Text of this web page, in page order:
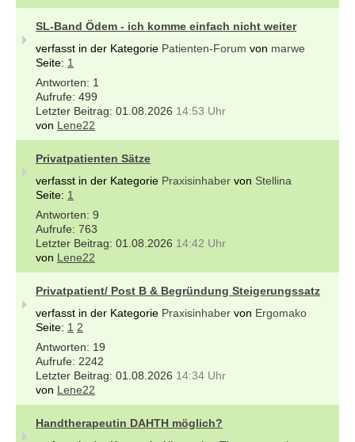
SL-Band Ödem - ich komme einfach nicht weiter
verfasst in der Kategorie Patienten-Forum von marwe
Seite: 1
1
499
01.08.2026 14:53 Uhr
von Lene22
Privatpatienten Sätze
verfasst in der Kategorie Praxisinhaber von Stellina
Seite: 1
9
763
01.08.2026 14:42 Uhr
von Lene22
Privatpatient/ Post B & Begründung Steigerungssatz
verfasst in der Kategorie Praxisinhaber von Ergomako
Seite: 1 2
19
2242
01.08.2026 14:34 Uhr
von Lene22
Handtherapeutin DAHTH möglich?